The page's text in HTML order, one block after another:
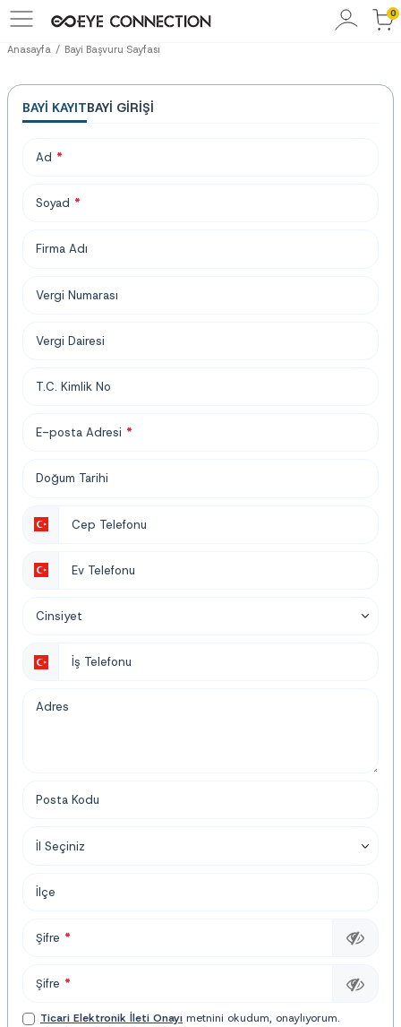
0
Anasayfa Bayi Başvuru Sayfası
BAYI KAYITBAYI GIRIŞI
Ad *
Soyad *
Firma Adı
Vergi Numarası
Vergi Dairesi
T.C. Kimlik No
E-posta Adresi *
Doğum Tarihi
Cep Telefonu
Ev Telefonu
Cinsiyet
İş Telefonu
Adres
Posta Kodu
İl Seçiniz
İlçe
Şifre *
Şifre *
Ticari Elektronik İleti Onayı metnini okudum, onaylıyorum.